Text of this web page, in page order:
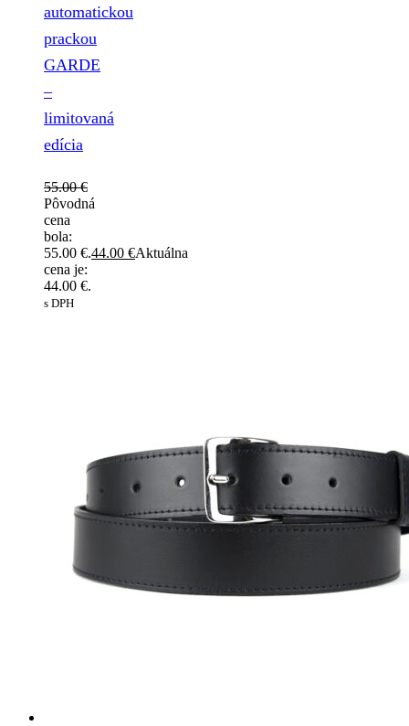
automatickou
prackou
GARDE
–
limitovaná
edícia
55.00€
Pôvodná
cena
bola:
55.00 €.44.00 €Aktuálna
cena je:
44.00 €.
s DPH